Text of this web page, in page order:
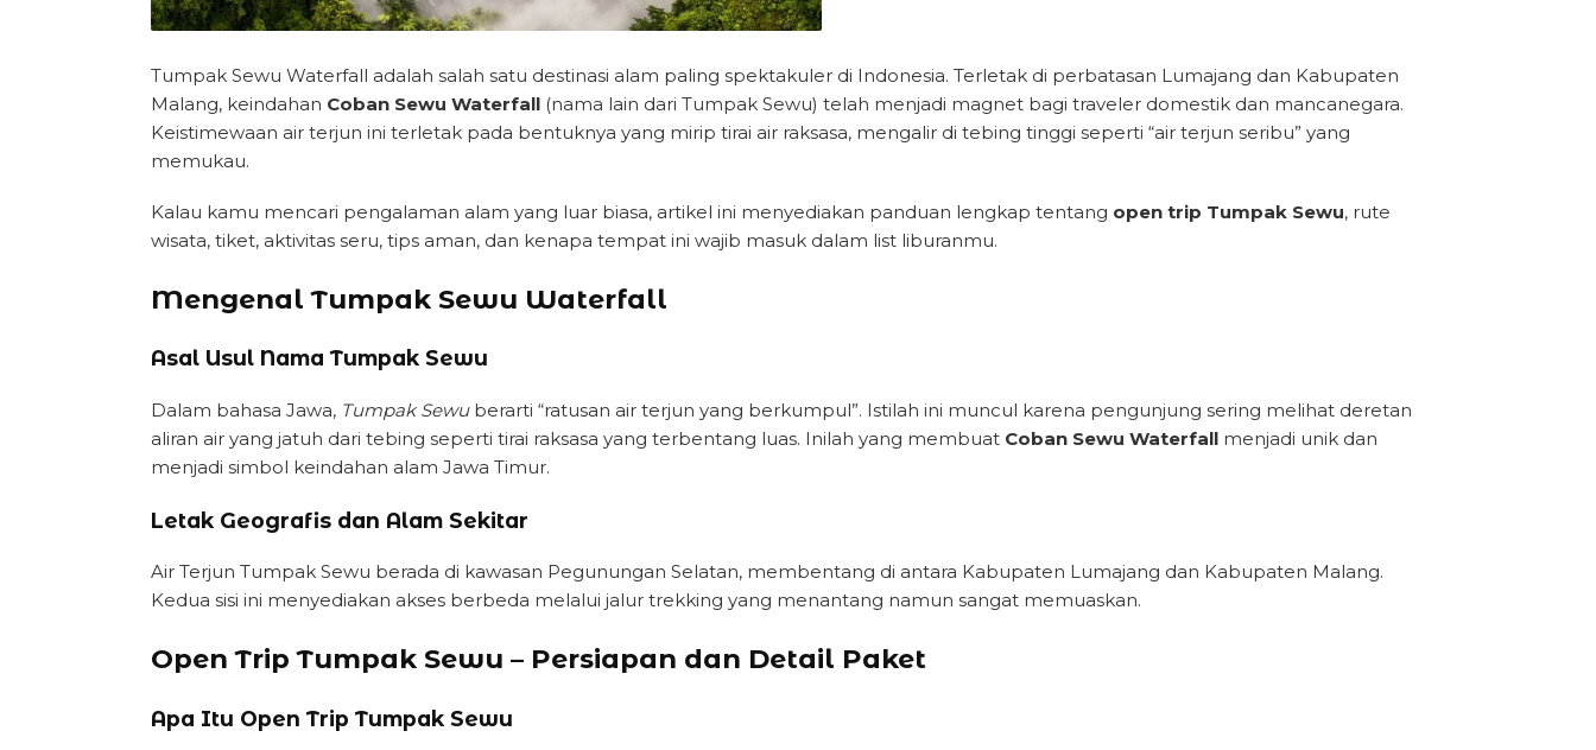
Tumpak Sewu Waterfall adalah salah satu destinasi alam paling spektakuler di Indonesia. Terletak di perbatasan Lumajang dan Kabupaten
Malang, keindahan Coban Sewu Waterfall (nama lain dari Tumpak Sewu) telah menjadi magnet bagi traveler domestik dan mancanegara.
Keistimewaan air terjun ini terletak pada bentuknya yang mirip tirai air raksasa, mengalir di tebing tinggi seperti “air terjun seribu” yang
memukau.
Kalau kamu mencari pengalaman alam yang luar biasa, artikel ini menyediakan panduan lengkap tentang open trip Tumpak Sewu, rute
wisata, tiket, aktivitas seru, tips aman, dan kenapa tempat ini wajib masuk dalam list liburanmu.
Mengenal Tumpak Sewu Waterfall
Asal Usul Nama Tumpak Sewu
Dalam bahasa Jawa, Tumpak Sewuberarti “ratusan air terjun yang berkumpul”. Istilah ini muncul karena pengunjung sering melihat deretan
aliran air yang jatuh dari tebing seperti tirai raksasa yang terbentang luas. Inilah yang membuat Coban Sewu Waterfall menjadi unik dan
menjadi simbol keindahan alam Jawa Timur.
Letak Geografis dan Alam Sekitar
Air Terjun Tumpak Sewu berada di kawasan Pegunungan Selatan, membentang di antara Kabupaten Lumajang dan Kabupaten Malang.
Kedua sisi ini menyediakan akses berbeda melalui jalur trekking yang menantang namun sangat memuaskan.
Open Trip Tumpak Sewu – Persiapan dan Detail Paket
Apa Itu Open Trip Tumpak Sewu